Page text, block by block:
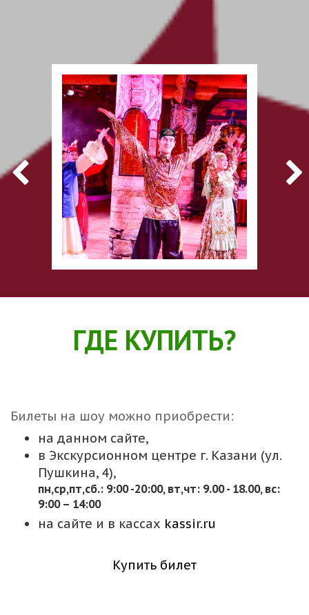
ГДЕ КУПИТЬ?
Билеты на шоу можно приобрести:
на данном сайте,
в Экскурсионном центре г. Казани (ул.
Пушкина, 4),
пн,cр,пт,сб.: 9:00 -20:00, вт,чт: 9.00 - 18.00, вс:
9:00 – 14:00
на сайте и в кассах kassir.ru
Купить билет